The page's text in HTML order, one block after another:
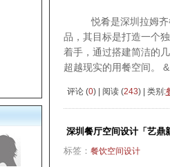
悦肴是深圳拉姆齐餐
品，其目标是打造一个
着手，通过搭建简洁的
超越现实的用餐空间。
评论 (0) | 阅读 (243) | 类别:
深圳餐厅空间设计「艺鼎
标签： 餐饮空间设计